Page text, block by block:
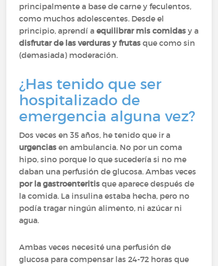
principalmente a base de carne y feculentos,
como muchos adolescentes. Desde el
principio, aprendí aequilibrar mis comidas y a
disfrutar de las verduras y frutasque como sin
(demasiada) moderación.
¿Has tenido que ser
hospitalizado de
emergencia alguna vez?
Dos veces en 35 años, he tenido que ir a
urgencias en ambulancia. No por un coma
hipo, sino porque lo que sucedería si no me
daban una perfusión de glucosa. Ambas veces
por la gastroenteritis que aparece después de
la comida. La insulina estaba hecha, pero no
podía tragar ningún alimento, ni azúcar ni
agua.
Ambas veces necesité una perfusión de
glucosa para compensar las 24-72 horas que